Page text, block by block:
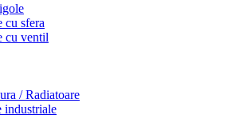
cu sfera
cu ventil
/ Radiatoare
industriale